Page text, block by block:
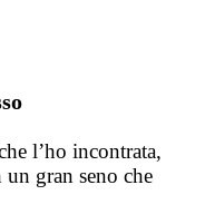
l’ho incontrata,
gran seno che